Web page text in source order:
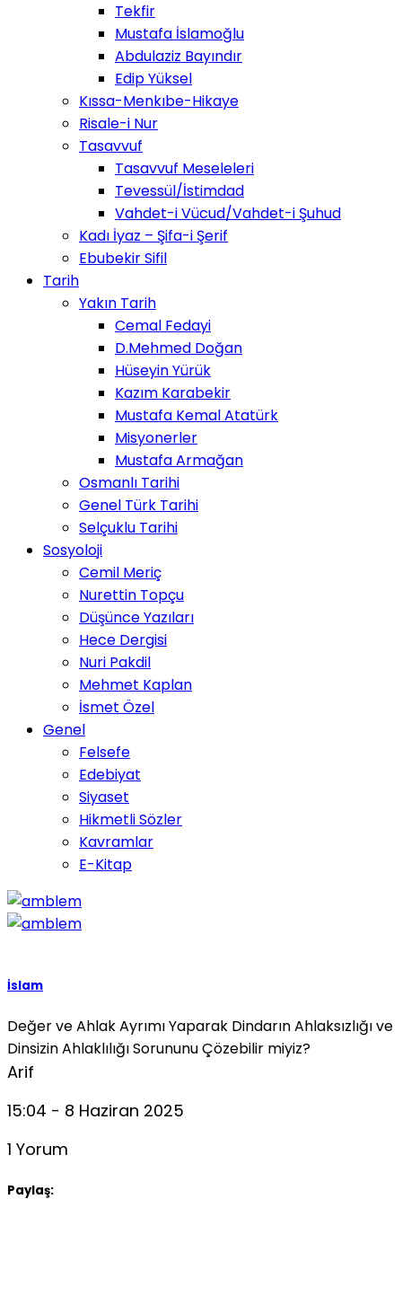
Tekfir
Mustafa İslamoğlu
Abdulaziz Bayındır
Edip Yüksel
Kıssa-Menkıbe-Hikaye
Risale-i Nur
Tasavvuf
Tasavvuf Meseleleri
Tevessül/İstimdad
Vahdet-i Vücud/Vahdet-i Şuhud
Kadı İyaz – Şifa-i Şerif
Ebubekir Sifil
Tarih
Yakın Tarih
Cemal Fedayi
D.Mehmed Doğan
Hüseyin Yürük
Kazım Karabekir
Mustafa Kemal Atatürk
Misyonerler
Mustafa Armağan
Osmanlı Tarihi
Genel Türk Tarihi
Selçuklu Tarihi
Sosyoloji
Cemil Meriç
Nurettin Topçu
Düşünce Yazıları
Hece Dergisi
Nuri Pakdil
Mehmet Kaplan
İsmet Özel
Genel
Felsefe
Edebiyat
Siyaset
Hikmetli Sözler
Kavramlar
E-Kitap
İslam
Değer ve Ahlak Ayrımı Yaparak Dindarın Ahlaksızlığı ve
Dinsizin Ahlaklılığı Sorununu Çözebilir miyiz?
Arif
15:04 - 8 Haziran 2025
1 Yorum
Paylaş: